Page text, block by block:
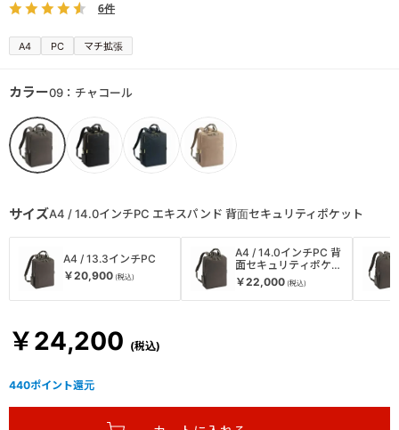
6件
A4 PC マチ拡張
￥24,200
サイズA4 / 14.0インチPC エキスパンド 背面セキュリティポケット
A4 / 13.3インチPC
￥20,900
A4 / 14.0インチPC 背
面セキュリティポケッ
ト
￥22,000
カラー09：チャコール
440ポイント還元